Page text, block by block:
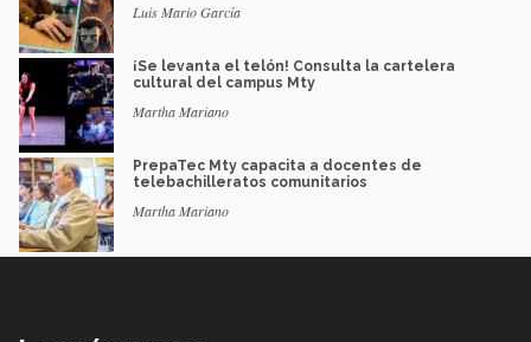
Luis Mario García
¡Se levanta el telón! Consulta la cartelera
cultural del campus Mty
Martha Mariano
PrepaTec Mty capacita a docentes de
telebachilleratos comunitarios
Martha Mariano